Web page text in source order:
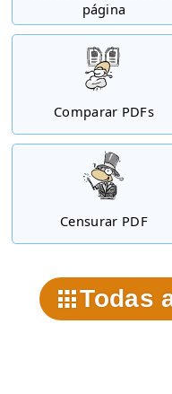
página
Comparar PDFs
Censurar PDF
Todas